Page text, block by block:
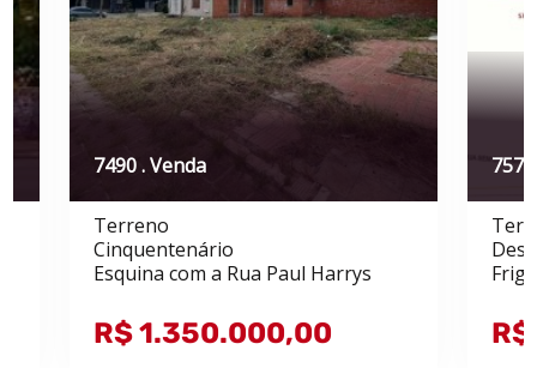
7490 . Venda
Terreno
Cinquentenário
Esquina com a Rua Paul Harrys
R$ 1.350.000,00